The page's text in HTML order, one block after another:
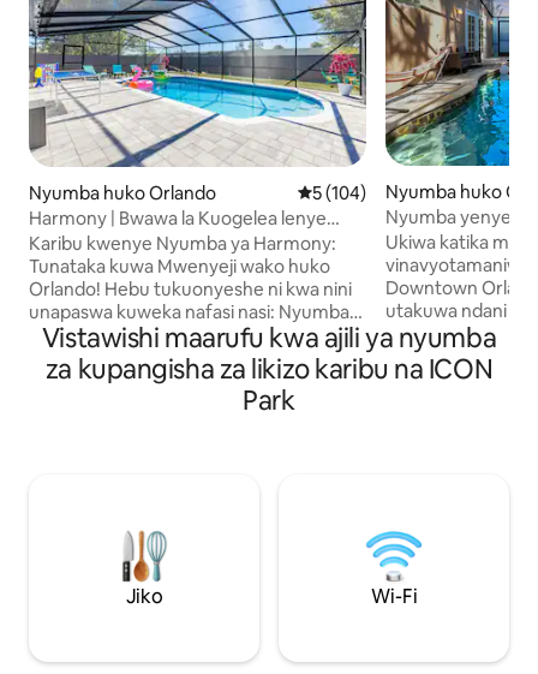
Nyumba huko Orlando Ukadiriaji wa wastani wa 5
5 (104)
Harmony | Bwawa la Kuogelea lenye
Joto | Dakika 10 za Universal & Epic.
Karibu kwenye Nyumba ya Harmony:
Tunataka kuwa Mwenyeji wako huko
Orlando! Hebu tukuonyeshe ni kwa nini
unapaswa kuweka nafasi nasi: Nyumba
ya ghorofa ya chini ya futi 🏡 1800 Eneo la
🌇 Juu Studio 🎢za Dakika 10 za Universal
🎢Ulimwengu Mkubwa wa Dakika 13 🏰
20 Min Magic Kingdom 🛍️20 MIn Disney
Lililopashwa joto 🗑️Mashine ya Kufua na
Kukausha 👫Inafaa watoto Michezo 🎱⛳️
🏓ya familia: Meza ya Bwawa, Gofu, Ping
Nyumba huko
Nyumba yenye
Bwawa na Beseni
katikati ya mji
Ukiwa katika
vinavyotamaniwa
Downtown
utakuwa ndani ya
kwenda kwenye
viwanda vya
mahususi. Kujivunia bwawa lenye joto,
ya Sanaa ya☀
Universal Studios
Disney World –
Millenia – dakika 16
Vistawishi maarufu kwa ajili ya nyumba
za kupangisha za likizo karibu na ICON
Park
Jiko Wi-Fi